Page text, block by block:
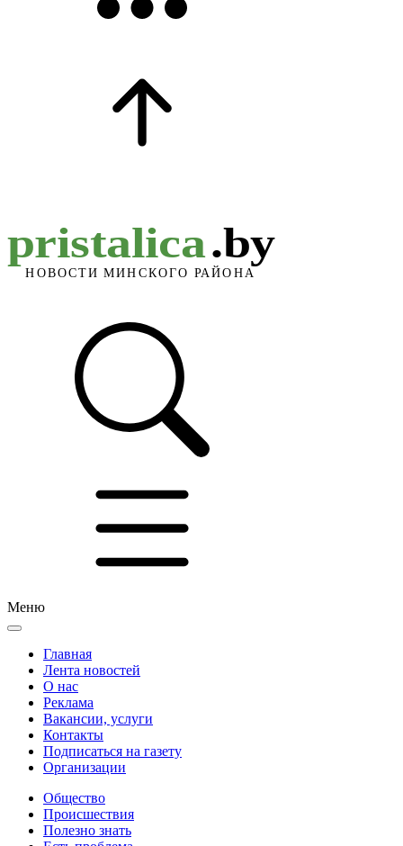
Меню
Главная
Лента новостей
О нас
Реклама
Вакансии, услуги
Контакты
Подписаться на газету
Организации
Общество
Происшествия
Полезно знать